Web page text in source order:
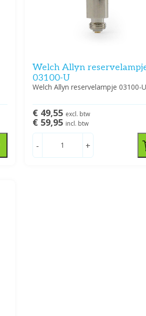
Welch Allyn
03100-U
Welch Allyn reservelampje 03100-U
€ 49,55 excl. btw
€ 59,95 incl. btw
- +